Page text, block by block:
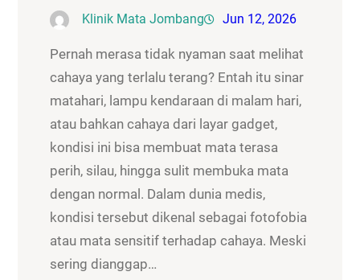
Klinik Mata Jombang Jun 12, 2026
Pernah merasa tidak nyaman saat melihat
cahaya yang terlalu terang? Entah itu sinar
matahari, lampu kendaraan di malam hari,
atau bahkan cahaya dari layar gadget,
kondisi ini bisa membuat mata terasa
perih, silau, hingga sulit membuka mata
dengan normal. Dalam dunia medis,
kondisi tersebut dikenal sebagai fotofobia
atau mata sensitif terhadap cahaya. Meski
sering dianggap…